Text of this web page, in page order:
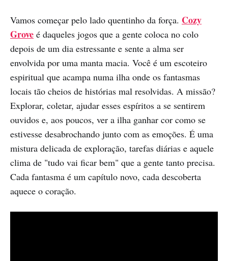
Vamos começar pelo lado quentinho da força. Cozy
Grove é daqueles jogos que a gente coloca no colo
depois de um dia estressante e sente a alma ser
envolvida por uma manta macia. Você é um escoteiro
espiritual que acampa numa ilha onde os fantasmas
locais tão cheios de histórias mal resolvidas. A missão?
Explorar, coletar, ajudar esses espíritos a se sentirem
ouvidos e, aos poucos, ver a ilha ganhar cor como se
estivesse desabrochando junto com as emoções. É uma
mistura delicada de exploração, tarefas diárias e aquele
clima de "tudo vai ficar bem" que a gente tanto precisa.
Cada fantasma é um capítulo novo, cada descoberta
aquece o coração.